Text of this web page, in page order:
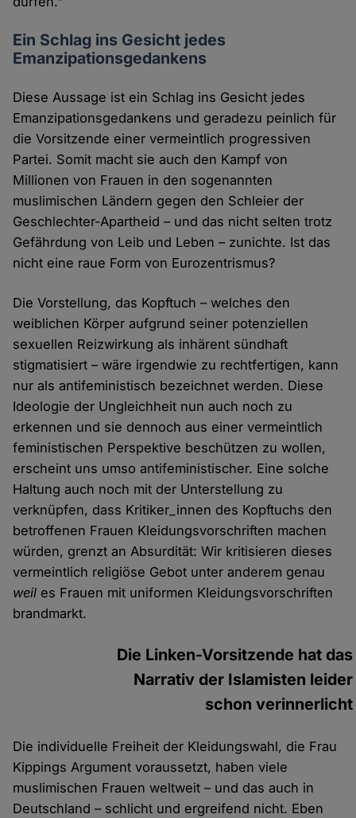
Ein Schlag ins Gesicht jedes
Emanzipationsgedankens
Diese Aussage ist ein Schlag ins Gesicht jedes
Emanzipationsgedankens und geradezu peinlich für
die Vorsitzende einer vermeintlich progressiven
Partei. Somit macht sie auch den Kampf von
Millionen von Frauen in den sogenannten
muslimischen Ländern gegen den Schleier der
Geschlechter-Apartheid – und das nicht selten trotz
Gefährdung von Leib und Leben – zunichte. Ist das
nicht eine raue Form von Eurozentrismus?
Die Vorstellung, das Kopftuch – welches den
weiblichen Körper aufgrund seiner potenziellen
sexuellen Reizwirkung als inhärent sündhaft
stigmatisiert – wäre irgendwie zu rechtfertigen, kann
nur als antifeministisch bezeichnet werden. Diese
Ideologie der Ungleichheit nun auch noch zu
erkennen und sie dennoch aus einer vermeintlich
feministischen Perspektive beschützen zu wollen,
erscheint uns umso antifeministischer. Eine solche
Haltung auch noch mit der Unterstellung zu
verknüpfen, dass Kritiker_innen des Kopftuchs den
betroffenen Frauen Kleidungsvorschriften machen
würden, grenzt an Absurdität: Wir kritisieren dieses
vermeintlich religiöse Gebot unter anderem genau
weil es Frauen mit uniformen Kleidungsvorschriften
brandmarkt.
Die Linken-Vorsitzende hat das
Narrativ der Islamisten leider
schon verinnerlicht
Die individuelle Freiheit der Kleidungswahl, die Frau
Kippings Argument voraussetzt, haben viele
muslimischen Frauen weltweit – und das auch in
Deutschland – schlicht und ergreifend nicht. Eben